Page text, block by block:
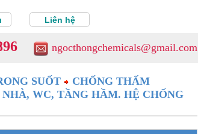
Liên hệ
ngocthongchemicals@gmail.com
SUỐT
CHỐNG THẤM
WC, TẦNG HẦM. HỆ CHỐNG